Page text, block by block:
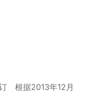
根据2013年12月